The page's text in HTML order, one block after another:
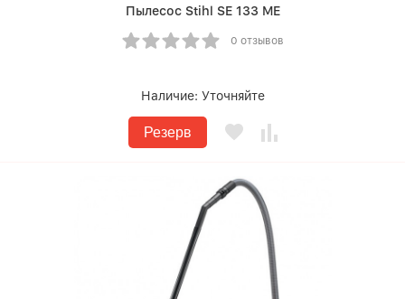
Пылесос Stihl SE 133 ME
0 отзывов
Наличие: Уточняйте
Резерв